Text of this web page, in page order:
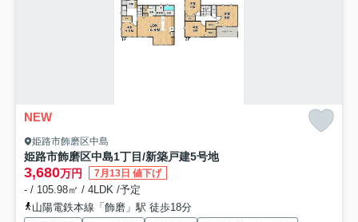
NEW
姫路市飾磨区中島
姫路市飾磨区中島1丁目/新築戸建5号地
3,680万円 7月13日 値下げ
- / 105.98㎡ / 4LDK /予定
山陽電鉄本線「飾磨」駅 徒歩18分